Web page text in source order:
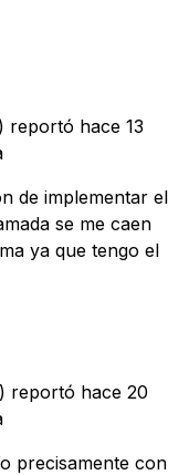
reportó hace 13
de implementar el
se me caen
ya que tengo el
reportó hace 20
precisamente con